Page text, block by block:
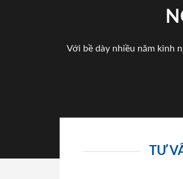
Với bề dày nhiều năm kinh
TƯ